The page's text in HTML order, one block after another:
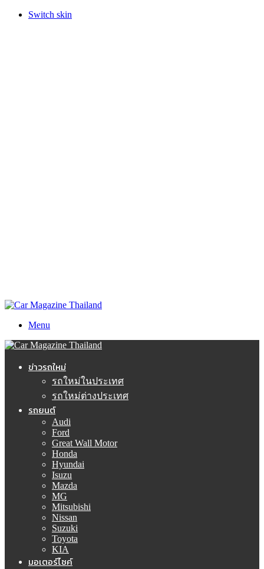
Switch skin
Menu
ข่าวรถใหม่
รถใหม่ในประเทศ
รถใหม่ต่างประเทศ
รถยนต์
Audi
Ford
Great Wall Motor
Honda
Hyundai
Isuzu
Mazda
MG
Mitsubishi
Nissan
Suzuki
Toyota
KIA
มอเตอร์ไซค์